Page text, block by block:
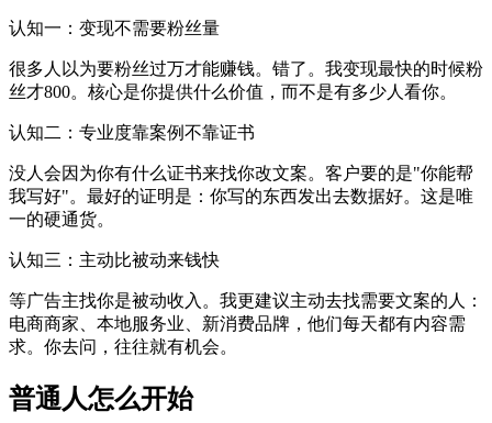
认知一：变现不需要粉丝量
很多人以为要粉丝过万才能赚钱。错了。我变现最快的时候粉
丝才800。核心是你提供什么价值，而不是有多少人看你。
认知二：专业度靠案例不靠证书
没人会因为你有什么证书来找你改文案。客户要的是"你能帮
我写好"。最好的证明是：你写的东西发出去数据好。这是唯
一的硬通货。
认知三：主动比被动来钱快
等广告主找你是被动收入。我更建议主动去找需要文案的人：
电商商家、本地服务业、新消费品牌，他们每天都有内容需
求。你去问，往往就有机会。
普通人怎么开始